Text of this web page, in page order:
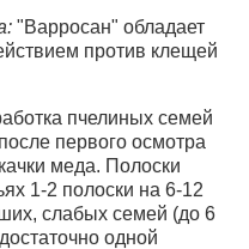
"Варросан" обладает
против клещей
пчелиных семей
первого осмотра
меда. Полоски
1-2 полоски на 6-12
слабых семей (до 6
одной